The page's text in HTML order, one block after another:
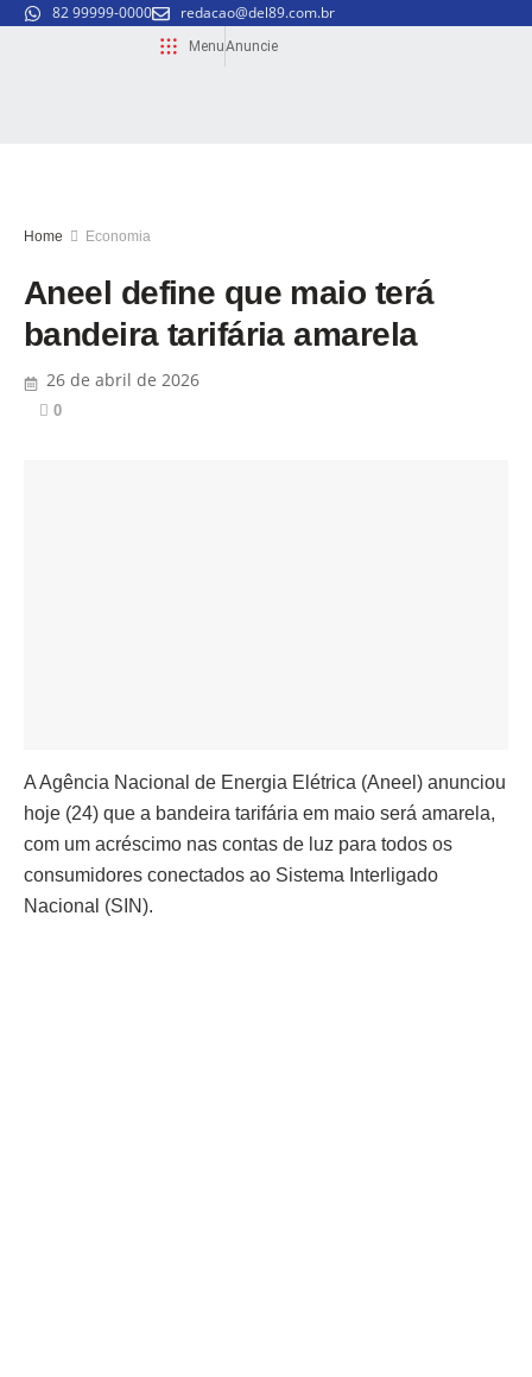
82 99999-0000 redacao@del89.com.br
MenuAnuncie
Home Economia
Aneel define que maio terá
bandeira tarifária amarela
26 de abril de 2026
0
A Agência Nacional de Energia Elétrica (Aneel) anunciou
hoje (24) que a bandeira tarifária em maio será amarela,
com um acréscimo nas contas de luz para todos os
consumidores conectados ao Sistema Interligado
Nacional (SIN).